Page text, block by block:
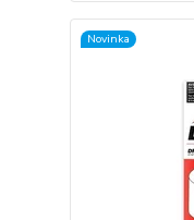
Novinka